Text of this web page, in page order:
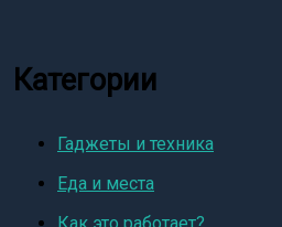
Категории
Гаджеты и техника
Еда и места